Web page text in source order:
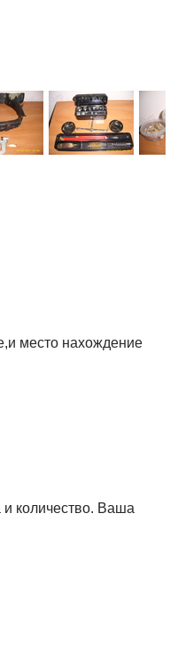
место нахождение
количество. Ваша